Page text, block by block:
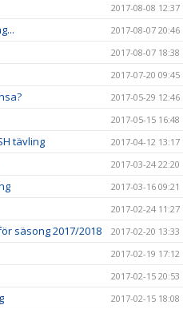
2017-08-08 12:37
2017-08-07 20:46
2017-08-07 18:38
2017-07-20 09:45
2017-05-29 12:46
2017-05-15 16:48
tävling 2017-04-12 13:17
2017-03-24 22:20
2017-03-16 09:21
2017-02-24 11:27
säsong 2017/2018 2017-02-20 13:33
2017-02-19 17:12
2017-02-15 20:53
2017-02-15 18:08